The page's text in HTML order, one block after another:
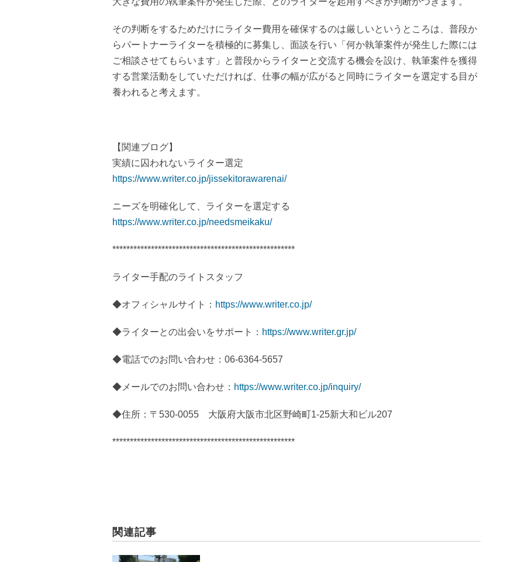
その判断をするためだけにライター費用を確保するのは厳しいというところは、普段か
らパートナーライターを積極的に募集し、面談を行い「何か執筆案件が発生した際には
ご相談させてもらいます」と普段からライターと交流する機会を設け、執筆案件を獲得
する営業活動をしていただければ、仕事の幅が広がると同時にライターを選定する目が
養われると考えます。
【関連ブログ】
実績に囚われないライター選定
https://www.writer.co.jp/jissekitorawarenai/
ニーズを明確化して、ライターを選定する
https://www.writer.co.jp/needsmeikaku/
****************************************************
ライター手配のライトスタッフ
◆オフィシャルサイト： https://www.writer.co.jp/
◆ライターとの出会いをサポート： https://www.writer.gr.jp/
◆電話でのお問い合わせ：06-6364-5657
◆メールでのお問い合わせ： https://www.writer.co.jp/inquiry/
◆住所：〒530-0055 大阪府大阪市北区野崎町1-25新大和ビル207
****************************************************
関連記事